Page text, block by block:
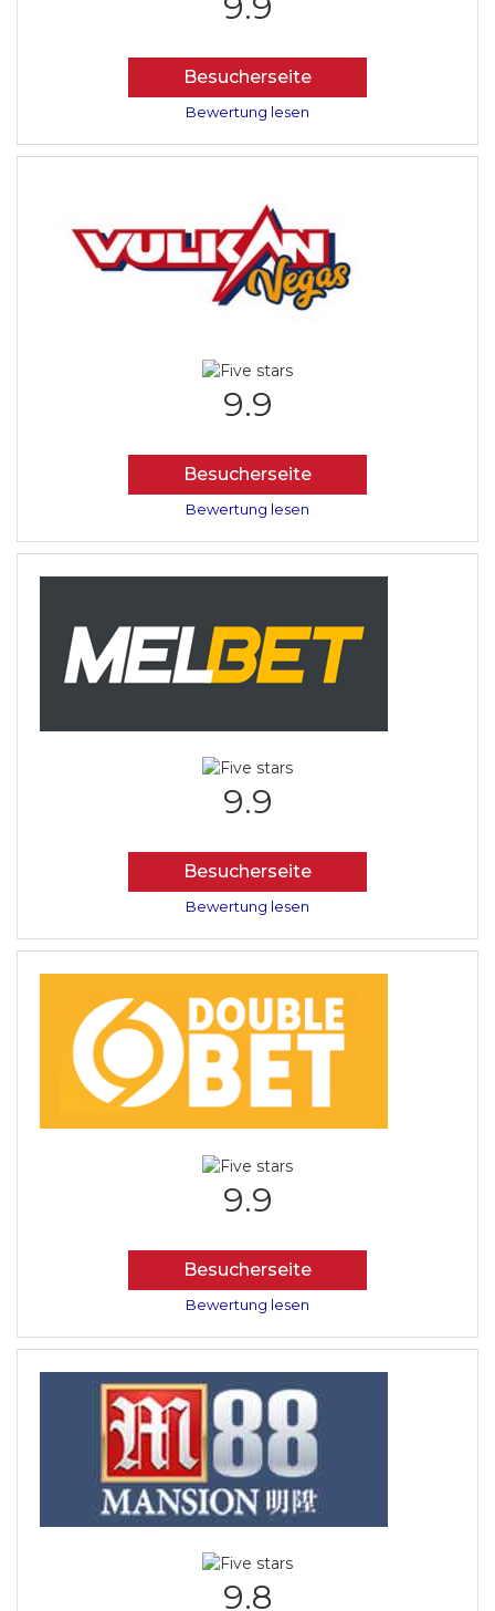
Besucherseite
Bewertung lesen
9.9
Besucherseite
Bewertung lesen
9.9
Besucherseite
Bewertung lesen
9.9
Besucherseite
Bewertung lesen
9.8